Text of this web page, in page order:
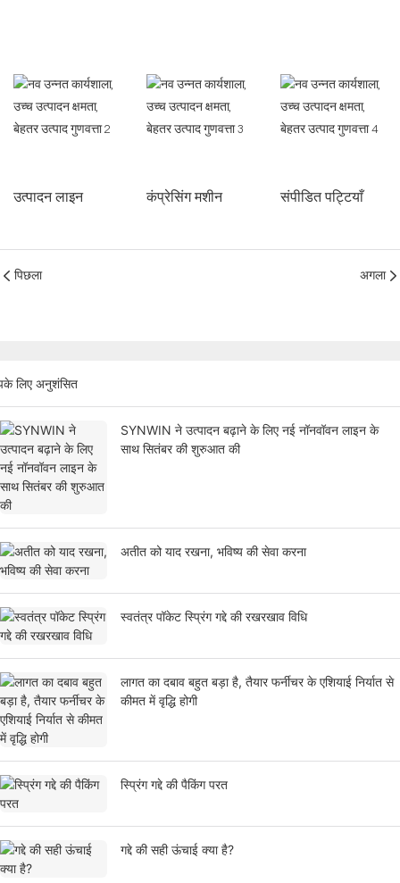
उत्पादन लाइन कंप्रेसिंग मशीन संपीडित पट्टियाँ
पिछला अगला
लिए अनुशंसित
SYNWIN ने उत्पादन बढ़ाने के लिए नई नॉनवॉवन लाइन के
साथ सितंबर की शुरुआत की
अतीत को याद रखना, भविष्य की सेवा करना
स्वतंत्र पॉकेट स्प्रिंग गद्दे की रखरखाव विधि
लागत का दबाव बहुत बड़ा है, तैयार फर्नीचर के एशियाई निर्यात से
कीमत में वृद्धि होगी
स्प्रिंग गद्दे की पैकिंग परत
गद्दे की सही ऊंचाई क्या है?